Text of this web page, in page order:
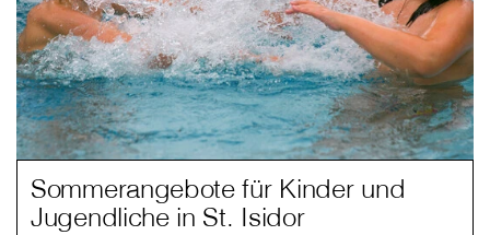
Sommerangebote für Kinder und
Jugendliche in St. Isidor